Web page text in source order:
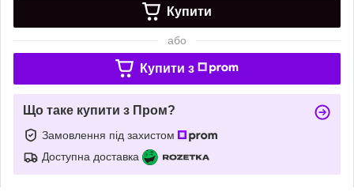
Купити
або
Купити з
Що таке купити з Пром?
Замовлення під захистом
Доступна доставка